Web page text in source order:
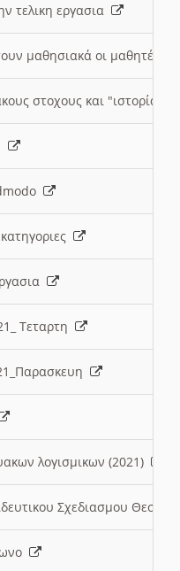
τελικη εργασια
μαθησιακά οι μαθητές/
στοχους και "ιστορία"
Τεταρτη
λογισμικων (2021)
Σχεδιασμου